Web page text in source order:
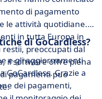
di pagamento
le attività quotidiane.
in tutta Europa in
restii, preoccupati dal
il software offre piena
pagamenti può
di GoCardless?
e gli aggiornamenti
Grazie a
dei pagamenti,